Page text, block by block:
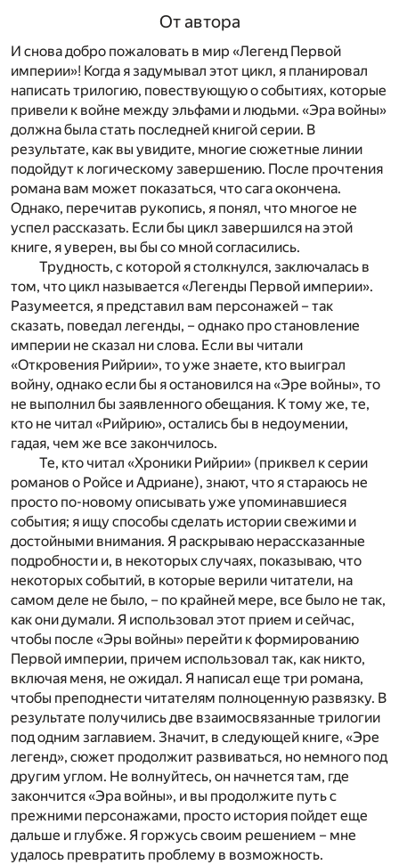
От автора
И снова добро пожаловать в мир «Легенд Первой
империи»! Когда я задумывал этот цикл, я планировал
написать трилогию, повествующую о событиях, которые
привели к войне между эльфами и людьми. «Эра войны»
должна была стать последней книгой серии. В
результате, как вы увидите, многие сюжетные линии
подойдут к логическому завершению. После прочтения
романа вам может показаться, что сага окончена.
Однако, перечитав рукопись, я понял, что многое не
успел рассказать. Если бы цикл завершился на этой
книге, я уверен, вы бы со мной согласились.
Трудность, с которой я столкнулся, заключалась в
том, что цикл называется «Легенды Первой империи».
Разумеется, я представил вам персонажей – так
сказать, поведал легенды, – однако про становление
империи не сказал ни слова. Если вы читали
«Откровения Рийрии», то уже знаете, кто выиграл
войну, однако если бы я остановился на «Эре войны», то
не выполнил бы заявленного обещания. К тому же, те,
кто не читал «Рийрию», остались бы в недоумении,
гадая, чем же все закончилось.
Те, кто читал «Хроники Рийрии» (приквел к серии
романов о Ройсе и Адриане), знают, что я стараюсь не
просто по-новому описывать уже упоминавшиеся
события; я ищу способы сделать истории свежими и
достойными внимания. Я раскрываю нерассказанные
подробности и, в некоторых случаях, показываю, что
некоторых событий, в которые верили читатели, на
самом деле не было, – по крайней мере, все было не так,
как они думали. Я использовал этот прием и сейчас,
чтобы после «Эры войны» перейти к формированию
Первой империи, причем использовал так, как никто,
включая меня, не ожидал. Я написал еще три романа,
чтобы преподнести читателям полноценную развязку. В
результате получились две взаимосвязанные трилогии
под одним заглавием. Значит, в следующей книге, «Эре
легенд», сюжет продолжит развиваться, но немного под
другим углом. Не волнуйтесь, он начнется там, где
закончится «Эра войны», и вы продолжите путь с
прежними персонажами, просто история пойдет еще
дальше и глубже. Я горжусь своим решением – мне
удалось превратить проблему в возможность.